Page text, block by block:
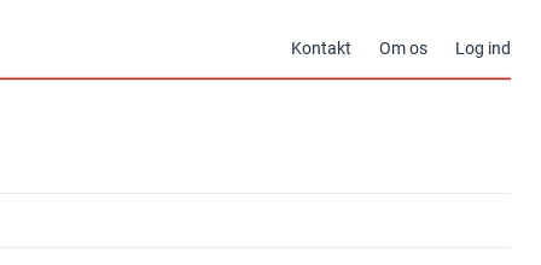
Kontakt Om os Log ind